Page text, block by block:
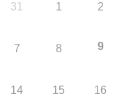
31 1 2
7 8 9
14 15 16